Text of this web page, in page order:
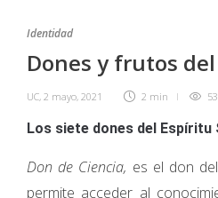
Identidad
Dones y frutos
UC, 2 mayo, 2021 2 min
Los siete dones del Espíritu
Don de Ciencia, es el don
permite acceder al